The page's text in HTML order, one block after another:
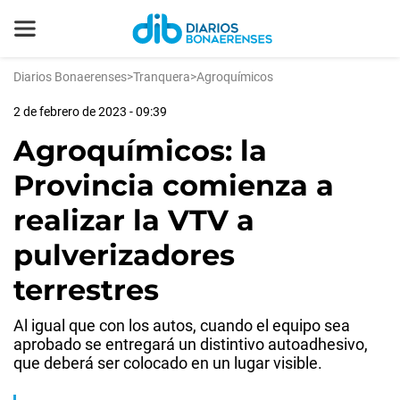
Diarios Bonaerenses>Tranquera>Agroquímicos
2 de febrero de 2023 - 09:39
Agroquímicos: la
Provincia comienza a
realizar la VTV a
pulverizadores
terrestres
Al igual que con los autos, cuando el equipo sea
aprobado se entregará un distintivo autoadhesivo,
que deberá ser colocado en un lugar visible.